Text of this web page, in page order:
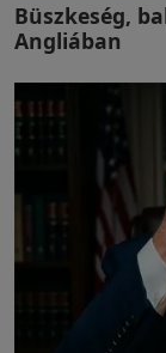
Büszkeség,
Angliában